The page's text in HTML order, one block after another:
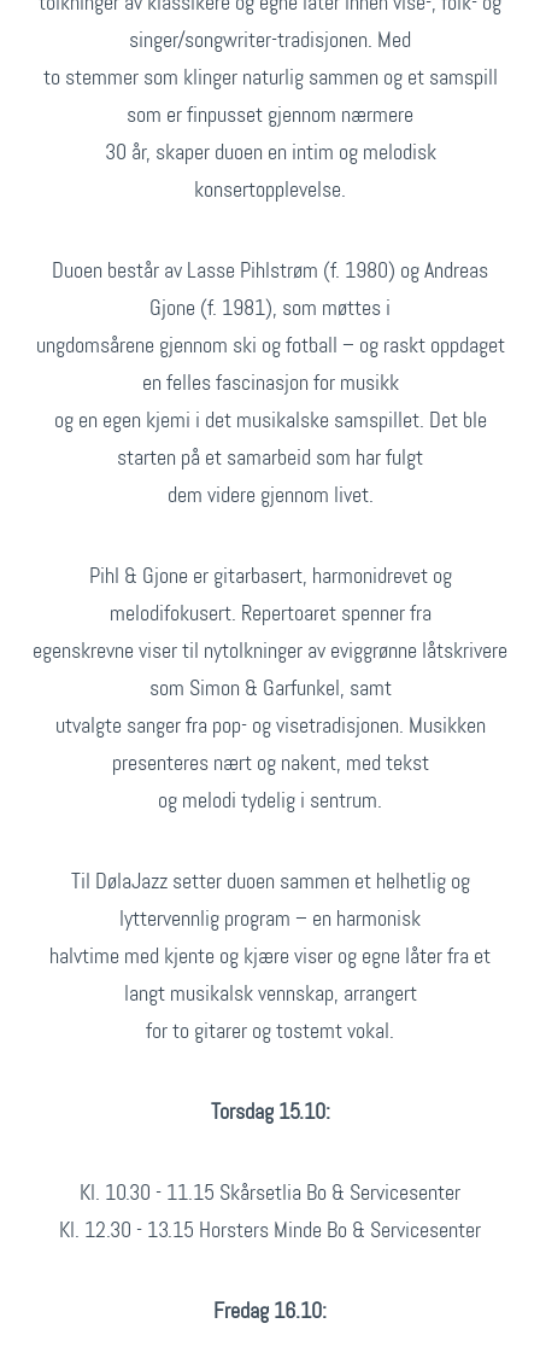
singer/songwriter-tradisjonen. Med
to stemmer som klinger naturlig sammen og et samspill
som er finpusset gjennom nærmere
30 år, skaper duoen en intim og melodisk
konsertopplevelse.
Duoen består av Lasse Pihlstrøm (f. 1980) og Andreas
Gjone (f. 1981), som møttes i
ungdomsårene gjennom ski og fotball – og raskt oppdaget
en felles fascinasjon for musikk
og en egen kjemi i det musikalske samspillet. Det ble
starten på et samarbeid som har fulgt
dem videre gjennom livet.
Pihl & Gjone er gitarbasert, harmonidrevet og
melodifokusert. Repertoaret spenner fra
egenskrevne viser til nytolkninger av eviggrønne låtskrivere
som Simon & Garfunkel, samt
utvalgte sanger fra pop- og visetradisjonen. Musikken
presenteres nært og nakent, med tekst
og melodi tydelig i sentrum.
Til DølaJazz setter duoen sammen et helhetlig og
lyttervennlig program – en harmonisk
halvtime med kjente og kjære viser og egne låter fra et
langt musikalsk vennskap, arrangert
for to gitarer og tostemt vokal.
Torsdag 15.10:
Kl. 10.30 - 11.15 Skårsetlia Bo & Servicesenter
Kl. 12.30 - 13.15 Horsters Minde Bo & Servicesenter
Fredag 16.10: